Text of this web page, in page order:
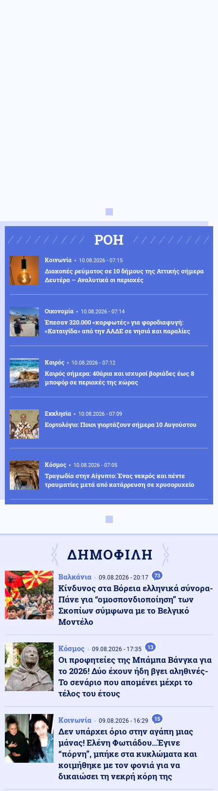
ΡΟΗ
Κοινωνία 10.08.2026 - 07:15
Διακοπές ρεύματος σε 10 δήμους της Αττικής σήμερα
Δευτέρα – Αναλυτικά οι περιοχές
Οικονομία 10.08.2026 - 07:14
Έπεσαν 320.000 «καρφωτές» για φοροδιαφυγή:
«Καταιγίδα» από την ΑΑΔΕ σε νησιά και παραλίες
Καιρός 10.08.2026 - 07:12
Καιρός σήμερα: 40άρια και ισχυροί βοριάδες έως 8
μποφόρ σε περιοχές της χώρας
Εκκλησία 10.08.2026 - 07:09
Εορτολόγιο: Ποιοι γιορτάζουν σήμερα 10 Αυγούστου
Κόσμος 10.08.2026 - 07:05
Τραγωδία στην Αίγυπτο: Ένας νεκρός και πέντε
τραυματίες μετά από κατάρρευση σε χρυσορυχείο
09.08.2026 - 23:58
φερόμενος ως αρχηγός πανίσχυρου κυκλώματος
οργανωμένου εγκλήματος στην Ευρώπη
Κόσμος
Ο Michael Snyder προειδοποιεί! Σούπερ Ελ Νίνιο,
λιπάσματα και πόλεμοι φέρνουν το απόλυτο κραχ στα
τρόφιμα
Κοινωνία 09.08.2026 - 23:50
Τα ίδια Παντελάκη μου... Τουρίστες στη Σκιάθο
παρασύρονται με βαλίτσες, από τουρμπίνες
αεροπλάνου
Εσωτερική Ασφάλεια 09.08.2026 - 23:44
Οριοθετήθηκε σε ένα τέταρτο η φωτιά σε δασική
έκταση στην Άνοιξη
Κόσμος 09.08.2026 - 23:33
Η αστυνομία ζητά να ανοίξουν τα στόματα, για τη
δολοφονία 23χρονης, πριν 32 χρόνια
Ένοπλες Συρράξεις 09.08.2026 - 23:28
ΔΗΜΟΦΙΛΗ
Βαλκάνια 09.08.2026 - 20:17 73
Κίνδυνος στα Βόρεια ελληνικά σύνορα-
Πάνε για “ομοσπονδιοποίηση” των
Σκοπίων σύμφωνα με το Βελγικό
Μοντέλο
Κόσμος 09.08.2026 - 17:35 13
Οι προφητείες της Μπάμπα Βάνγκα για
το 2026! Δύο έχουν ήδη βγει αληθινές-
Το σενάριο που απομένει μέχρι το
τέλος του έτους
Κοινωνία 09.08.2026 - 16:29 15
Δεν υπάρχει όριο στην αγάπη μιας
μάνας! Ελένη Φωτιάδου...Έγινε
“πόρνη”, μπήκε στα κυκλώματα και
κοιμήθηκε με τον φονιά για να
δικαιώσει τη νεκρή κόρη της